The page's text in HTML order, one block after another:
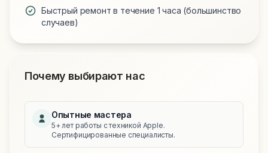
Быстрый ремонт в течение 1 часа (большинство
случаев)
Почему выбирают нас
Опытные мастера
5+ лет работы с техникой Apple.
Сертифицированные специалисты.